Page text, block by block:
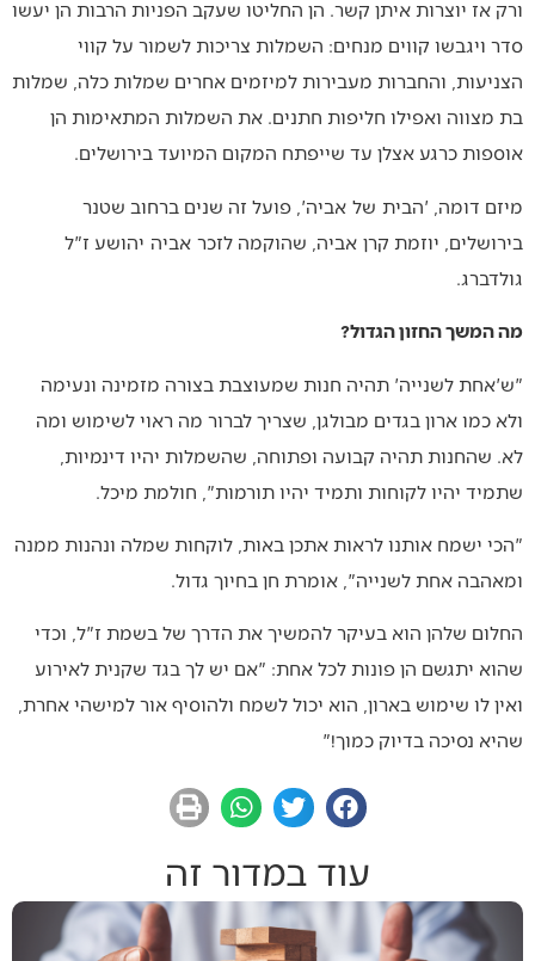
ורק אז יוצרות איתן קשר. הן החליטו שעקב הפניות הרבות הן יעשו
סדר ויגבשו קווים מנחים: השמלות צריכות לשמור על קווי
הצניעות, והחברות מעבירות למיזמים אחרים שמלות כלה, שמלות
בת מצווה ואפילו חליפות חתנים. את השמלות המתאימות הן
אוספות כרגע אצלן עד שייפתח המקום המיועד בירושלים.
מיזם דומה, 'הבית שלאביה', פועל זה שנים ברחוב שטנר
בירושלים, יוזמת קרןאביה , שהוקמה לזכראביה יהושע ז"ל
גולדברג.
מה המשך החזון הגדול?
"ש'אחת לשנייה' תהיה חנות שמעוצבת בצורה מזמינה ונעימה
ולא כמו ארון בגדים מבולגן, שצריך לברור מה ראוי לשימוש ומה
לא. שהחנות תהיה קבועה ופתוחה, שהשמלות יהיו דינמיות,
שתמיד יהיו לקוחות ותמיד יהיו תורמות", חולמת מיכל.
"הכי ישמח אותנו לראות אתכן באות, לוקחות שמלה ונהנות ממנה
ומאהבה אחת לשנייה", אומרת חן בחיוך גדול.
החלום שלהן הוא בעיקר להמשיך את הדרך של בשמת ז"ל, וכדי
שהוא יתגשם הן פונות לכל אחת: "אם יש לך בגד שקנית לאירוע
ואין לו שימוש בארון, הוא יכול לשמח ולהוסיף אור למישהי אחרת,
שהיא נסיכה בדיוק כמוך!"
עוד במדור זה